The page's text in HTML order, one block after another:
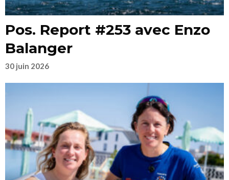
Pos. Report #253 avec Enzo
Balanger
30 juin 2026